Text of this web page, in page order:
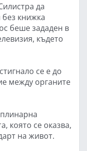
да
книжка
беше зададен в
където
се е до
между органите
която се оказва,
на живот.